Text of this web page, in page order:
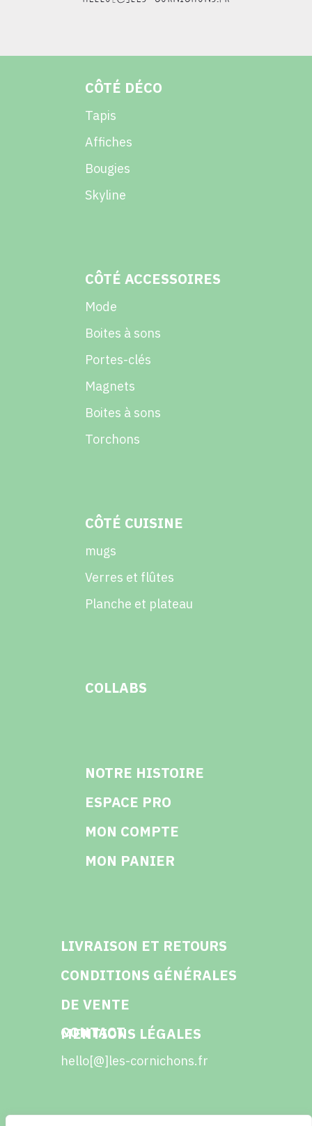
CÔTÉ DÉCO
Tapis
Affiches
Bougies
Skyline
CÔTÉ ACCESSOIRES
Mode
Boites à sons
Portes-clés
Magnets
Boites à sons
Torchons
CÔTÉ CUISINE
mugs
Verres et flûtes
Planche et plateau
COLLABS
NOTRE HISTOIRE
ESPACE PRO
MON COMPTE
MON PANIER
LIVRAISON ET RETOURS
CONDITIONS GÉNÉRALES
DE VENTE
MENTIONS LÉGALES
CONTACT
hello[@]les-cornichons.fr